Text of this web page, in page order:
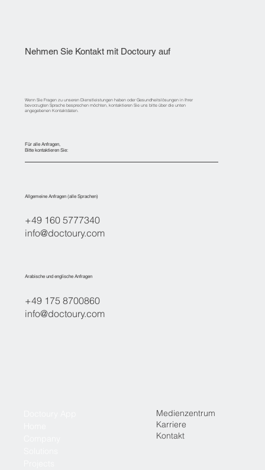
Nehmen Sie Kontakt mit Doctoury auf
Wenn Sie Fragen zu unseren Dienstleistungen haben oder Gesundheitslösungen in Ihrer
bevorzugten Sprache besprechen möchten, kontaktieren Sie uns bitte über die unten
angegebenen Kontaktdaten.
Für alle Anfragen,
Bitte kontaktieren Sie:
Allgemeine Anfragen (alle Sprachen)
+49 160 5777340
info@doctoury.com
Arabische und englische Anfragen
+49 175 8700860
info@doctoury.com
Medienzentrum
Karriere
Kontakt